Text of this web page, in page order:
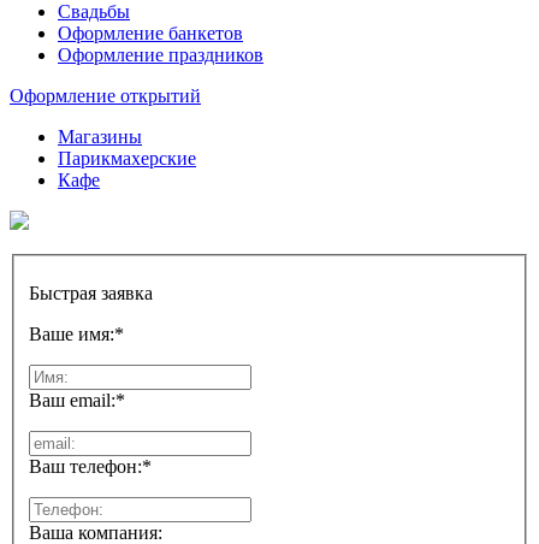
Свадьбы
Оформление банкетов
Оформление праздников
Оформление открытий
Магазины
Парикмахерские
Кафе
Быстрая заявка
Ваше имя:*
Ваш email:*
Ваш телефон:*
Ваша компания: